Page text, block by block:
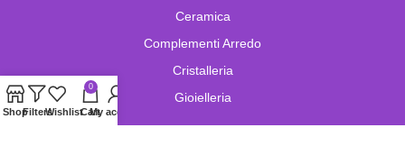
Ceramica
Complementi Arredo
Cristalleria
Gioielleria
ShopFiltersWishlist
0
CartMy account